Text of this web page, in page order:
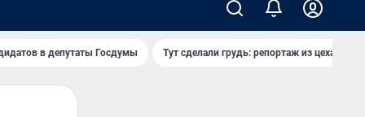
в депутаты Госдумы Тут сделали грудь: репортаж из цеха